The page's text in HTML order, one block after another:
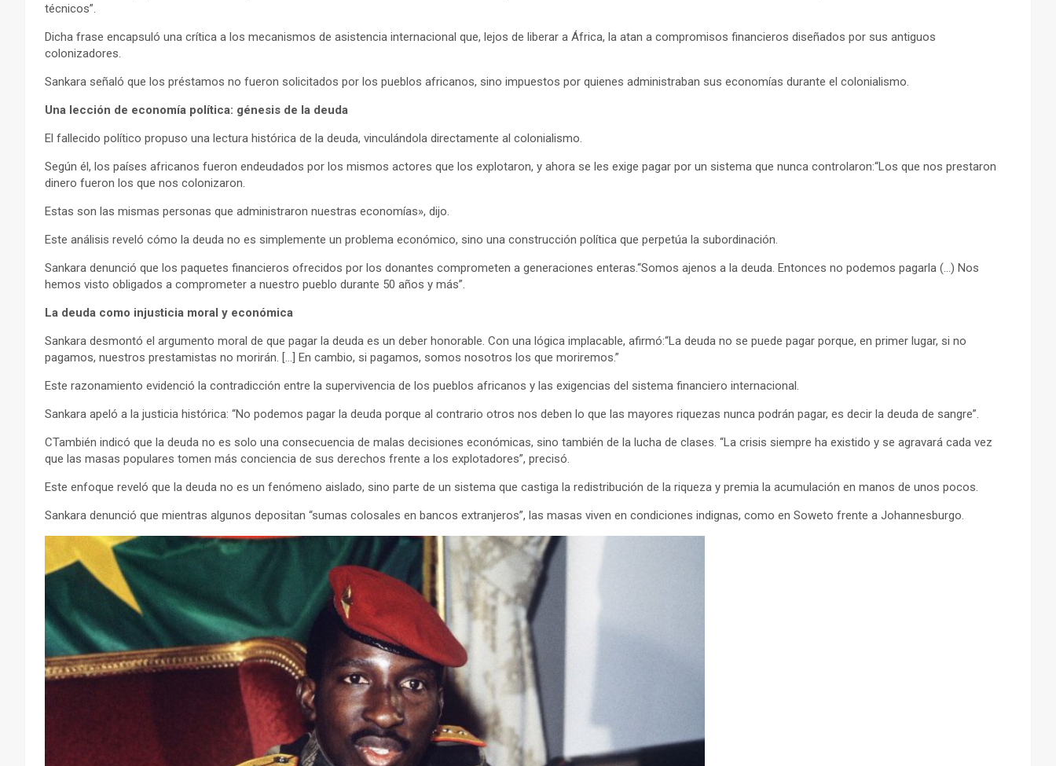
técnicos”.
Dicha frase encapsuló una crítica a los mecanismos de asistencia internacional que, lejos de liberar a África, la atan a compromisos financieros diseñados por sus antiguos
colonizadores.
Sankara señaló que los préstamos no fueron solicitados por los pueblos africanos, sino impuestos por quienes administraban sus economías durante el colonialismo.
Una lección de economía política: génesis de la deuda
El fallecido político propuso una lectura histórica de la deuda, vinculándola directamente al colonialismo.
Según él, los países africanos fueron endeudados por los mismos actores que los explotaron, y ahora se les exige pagar por un sistema que nunca controlaron:“Los que nos prestaron
dinero fueron los que nos colonizaron.
Estas son las mismas personas que administraron nuestras economías», dijo.
Este análisis reveló cómo la deuda no es simplemente un problema económico, sino una construcción política que perpetúa la subordinación.
Sankara denunció que los paquetes financieros ofrecidos por los donantes comprometen a generaciones enteras.“Somos ajenos a la deuda. Entonces no podemos pagarla (…) Nos
hemos visto obligados a comprometer a nuestro pueblo durante 50 años y más”.
La deuda como injusticia moral y económica
Sankara desmontó el argumento moral de que pagar la deuda es un deber honorable. Con una lógica implacable, afirmó:“La deuda no se puede pagar porque, en primer lugar, si no
pagamos, nuestros prestamistas no morirán. […] En cambio, si pagamos, somos nosotros los que moriremos.”
Este razonamiento evidenció la contradicción entre la supervivencia de los pueblos africanos y las exigencias del sistema financiero internacional.
Sankara apeló a la justicia histórica: “No podemos pagar la deuda porque al contrario otros nos deben lo que las mayores riquezas nunca podrán pagar, es decir la deuda de sangre”.
CTambién indicó que la deuda no es solo una consecuencia de malas decisiones económicas, sino también de la lucha de clases. “La crisis siempre ha existido y se agravará cada vez
que las masas populares tomen más conciencia de sus derechos frente a los explotadores”, precisó.
Este enfoque reveló que la deuda no es un fenómeno aislado, sino parte de un sistema que castiga la redistribución de la riqueza y premia la acumulación en manos de unos pocos.
Sankara denunció que mientras algunos depositan “sumas colosales en bancos extranjeros”, las masas viven en condiciones indignas, como en Soweto frente a Johannesburgo.